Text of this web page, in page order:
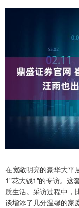
在宽敞明亮的豪华大平
1"花大钱1"的专访。这
质生活。采访过程中，
谈增添了几分温馨的家